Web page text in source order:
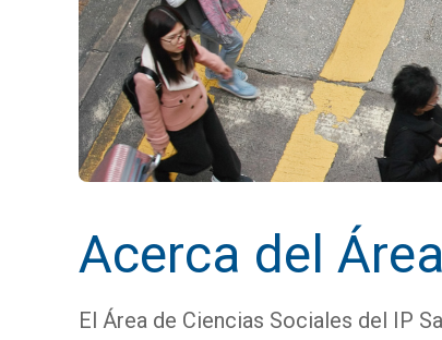
Acerca del Área
El Área de Ciencias Sociales del IP